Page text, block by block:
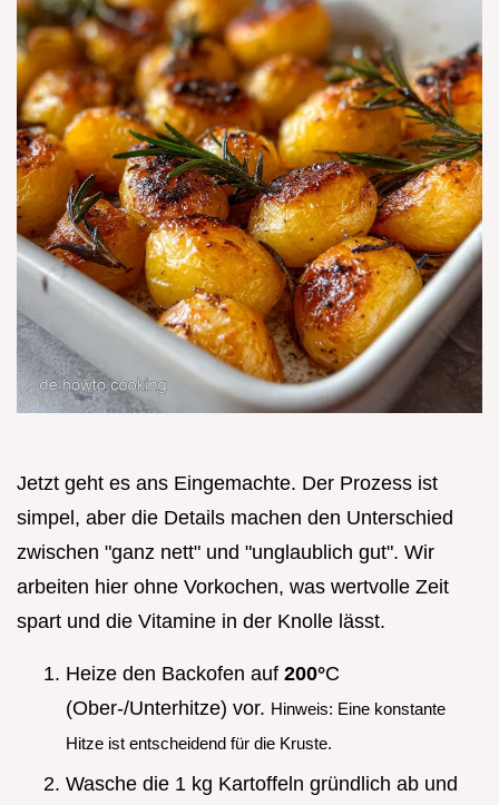
Jetzt geht es ans Eingemachte. Der Prozess ist
simpel, aber die Details machen den Unterschied
zwischen "ganz nett" und "unglaublich gut". Wir
arbeiten hier ohne Vorkochen, was wertvolle Zeit
spart und die Vitamine in der Knolle lässt.
Heize den Backofen auf 200°C
(Ober-/Unterhitze) vor. Hinweis: Eine konstante
Hitze ist entscheidend für die Kruste.
Wasche die 1 kg Kartoffeln gründlich ab und